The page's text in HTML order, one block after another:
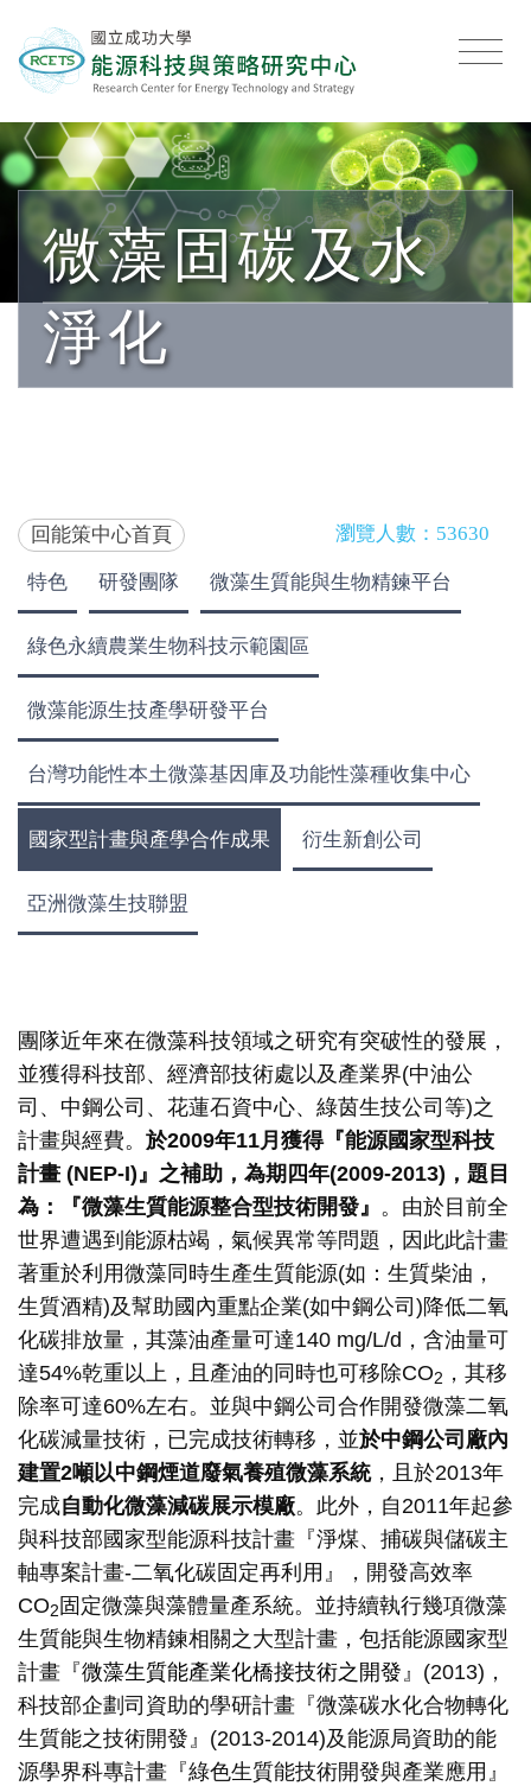
微藻固碳及水
淨化
回能策中心首頁 瀏覽人數：53630
特色 研發團隊 微藻生質能與生物精鍊平台
綠色永續農業生物科技示範園區
微藻能源生技產學研發平台
台灣功能性本土微藻基因庫及功能性藻種收集中心
國家型計畫與產學合作成果 衍生新創公司
亞洲微藻生技聯盟
團隊近年來在微藻科技領域之研究有突破性的發展，
並獲得科技部、經濟部技術處以及產業界(中油公
司、中鋼公司、花蓮石資中心、綠茵生技公司等)之
計畫與經費。 於2009年11月獲得『能源國家型科技
計畫 (NEP-I)』之補助，為期四年(2009-2013) ，題目
為：『微藻生質能源整合型技術開發』 。由於目前全
世界遭遇到能源枯竭，氣候異常等問題，因此此計畫
著重於利用微藻同時生產生質能源(如：生質柴油，
生質酒精)及幫助國內重點企業(如中鋼公司)降低二氧
化碳排放量，其藻油產量可達140 mg/L/d，含油量可
達54%乾重以上，且產油的同時也可移除CO2 ，其移
除率可達60%左右。並與中鋼公司合作開發微藻二氧
化碳減量技術，已完成技術轉移，並於中鋼公司廠內
建置2噸以中鋼煙道廢氣養殖微藻系統，且於2013年
完成自動化微藻減碳展示模廠。此外，自2011年起參
與科技部國家型能源科技計畫『淨煤、捕碳與儲碳主
軸專案計畫-二氧化碳固定再利用』，開發高效率
CO2 固定微藻與藻體量產系統。並持續執行幾項微藻
生質能與生物精鍊相關之大型計畫，包括能源國家型
計畫『微藻生質能產業化橋接技術之開發』(2013)，
科技部企劃司資助的學研計畫『微藻碳水化合物轉化
生質能之技術開發』(2013-2014)及能源局資助的能
源學界科專計畫『綠色生質能技術開發與產業應用』